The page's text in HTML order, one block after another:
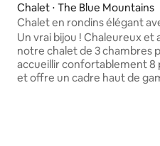
Chalet ⋅ The Blue Mountains
Chalet en rondins élégant
quelques minutes du village
Un vrai bijou ! Chaleureux et
notre chalet de 3 chambres
accueillir confortablement 8
et offre un cadre haut de